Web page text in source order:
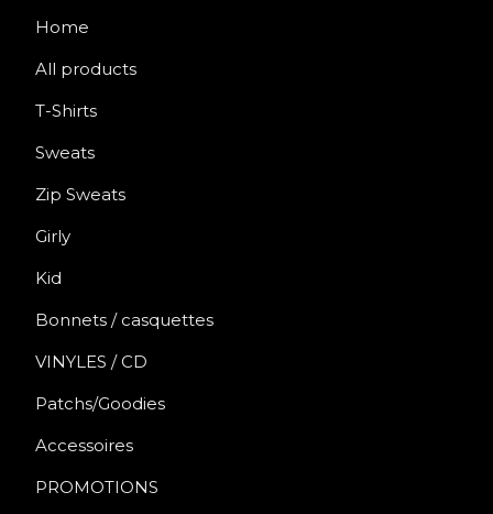
Home
All products
T-Shirts
Sweats
Zip Sweats
Girly
Kid
Bonnets / casquettes
VINYLES / CD
Patchs/Goodies
Accessoires
PROMOTIONS